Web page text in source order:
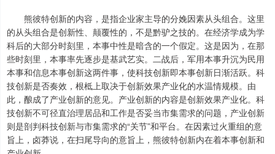
熊彼特创新的内容，是指企业家主导的分娩因素从头组合。这里
的从头组合是创新性、颠覆性的，不是黔驴之技的。在经济学成为学
科后的大部分时刻里，本事中性是暗含的一个假定。这是因为，在那
些时刻里，本事率先逐步是基武艺实。二战后，军用本事升沉为民用
本事和信息本事创新这两件事，使科技创新即本事创新日渐活跃。科
技创新是否奏效，根柢上取决于创新效果产业化的水温情规模。由
此，酿成了产业创新的意见。产业创新的内容是创新效果产业化。科
技创新不可径直治理居品和工作是否妥当市集需求的问题，产业创新
则是剖判科技创新与市集需求的“关节”和平台。在因素过火重组的意
旨上，卤莽说，在扫尾导向的意旨上，熊彼特创新内在着本事创新和